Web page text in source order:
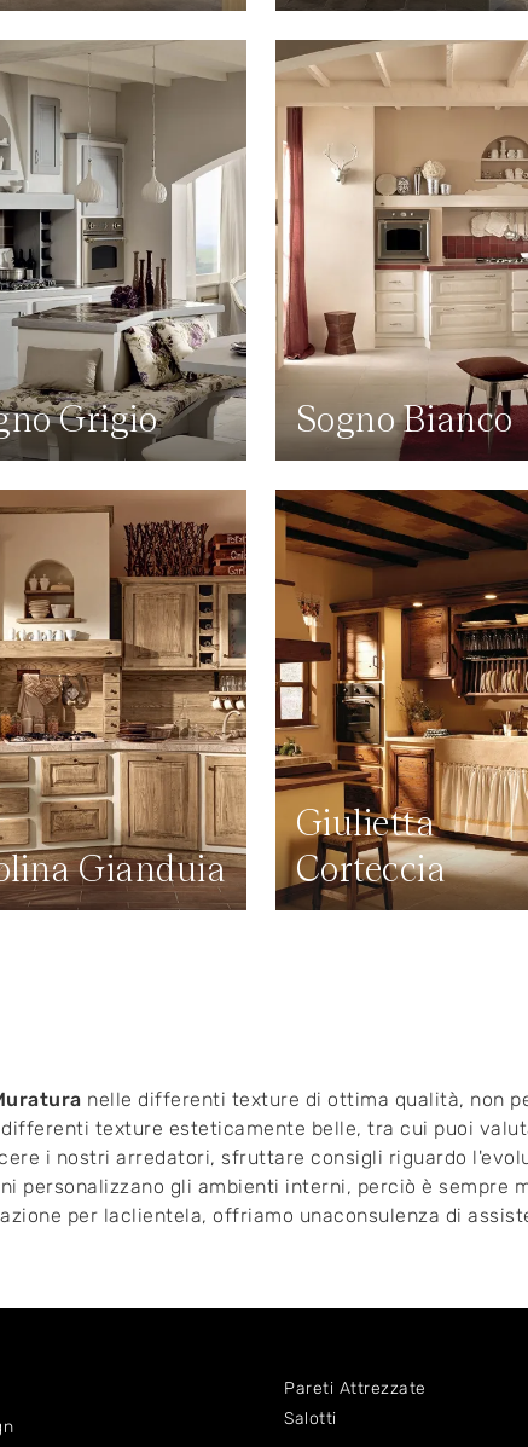
Grigio Sogno Bianco
Gianduia
Giulietta
Corteccia
nelle differenti texture di ottima qualità, non
texture esteticamente belle, tra cui puoi
i nostri arredatori, sfruttare consigli riguardo
personalizzano gli ambienti interni, perciò è sempre
per laclientela, offriamo unaconsulenza di
Pareti Attrezzate
Salotti